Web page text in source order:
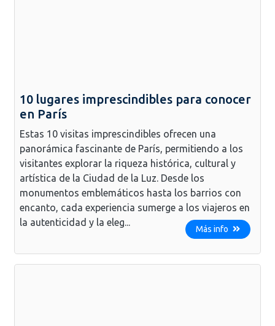
10 lugares imprescindibles para conocer
en París
Estas 10 visitas imprescindibles ofrecen una
panorámica fascinante de París, permitiendo a los
visitantes explorar la riqueza histórica, cultural y
artística de la Ciudad de la Luz. Desde los
monumentos emblemáticos hasta los barrios con
encanto, cada experiencia sumerge a los viajeros en
la autenticidad y la eleg...
Más info